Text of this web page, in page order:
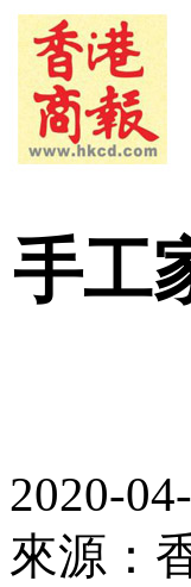
手工
2020-
來源：